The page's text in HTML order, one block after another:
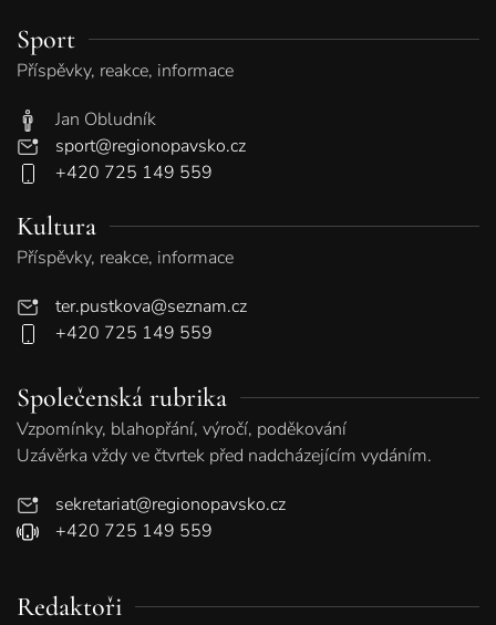
Sport
Příspěvky, reakce, informace
Jan Obludník
sport@regionopavsko.cz
+420 725 149 559
Kultura
Příspěvky, reakce, informace
ter.pustkova@seznam.cz
+420 725 149 559
Společenská rubrika
Vzpomínky, blahopřání, výročí, poděkování
Uzávěrka vždy ve čtvrtek před nadcházejícím vydáním.
sekretariat@regionopavsko.cz
+420 725 149 559
Redaktoři